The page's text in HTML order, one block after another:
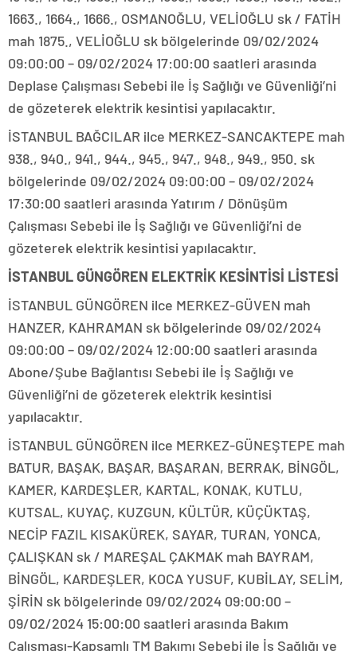
1663., 1664., 1666., OSMANOĞLU, VELİOĞLU sk / FATİH
mah 1875., VELİOĞLU sk bölgelerinde 09/02/2024
09:00:00 – 09/02/2024 17:00:00 saatleri arasında
Deplase Çalışması Sebebi ile İş Sağlığı ve Güvenliği’ni
de gözeterek elektrik kesintisi yapılacaktır.
İSTANBUL BAĞCILAR ilce MERKEZ-SANCAKTEPE mah
938., 940., 941., 944., 945., 947., 948., 949., 950. sk
bölgelerinde 09/02/2024 09:00:00 – 09/02/2024
17:30:00 saatleri arasında Yatırım / Dönüşüm
Çalışması Sebebi ile İş Sağlığı ve Güvenliği’ni de
gözeterek elektrik kesintisi yapılacaktır.
İSTANBUL GÜNGÖREN ELEKTRİK KESİNTİSİ LİSTESİ
İSTANBUL GÜNGÖREN ilce MERKEZ-GÜVEN mah
HANZER, KAHRAMAN sk bölgelerinde 09/02/2024
09:00:00 – 09/02/2024 12:00:00 saatleri arasında
Abone/Şube Bağlantısı Sebebi ile İş Sağlığı ve
Güvenliği’ni de gözeterek elektrik kesintisi
yapılacaktır.
İSTANBUL GÜNGÖREN ilce MERKEZ-GÜNEŞTEPE mah
BATUR, BAŞAK, BAŞAR, BAŞARAN, BERRAK, BİNGÖL,
KAMER, KARDEŞLER, KARTAL, KONAK, KUTLU,
KUTSAL, KUYAÇ, KUZGUN, KÜLTÜR, KÜÇÜKTAŞ,
NECİP FAZIL KISAKÜREK, SAYAR, TURAN, YONCA,
ÇALIŞKAN sk / MAREŞAL ÇAKMAK mah BAYRAM,
BİNGÖL, KARDEŞLER, KOCA YUSUF, KUBİLAY, SELİM,
ŞİRİN sk bölgelerinde 09/02/2024 09:00:00 –
09/02/2024 15:00:00 saatleri arasında Bakım
Çalışması-Kapsamlı TM Bakımı Sebebi ile İş Sağlığı ve